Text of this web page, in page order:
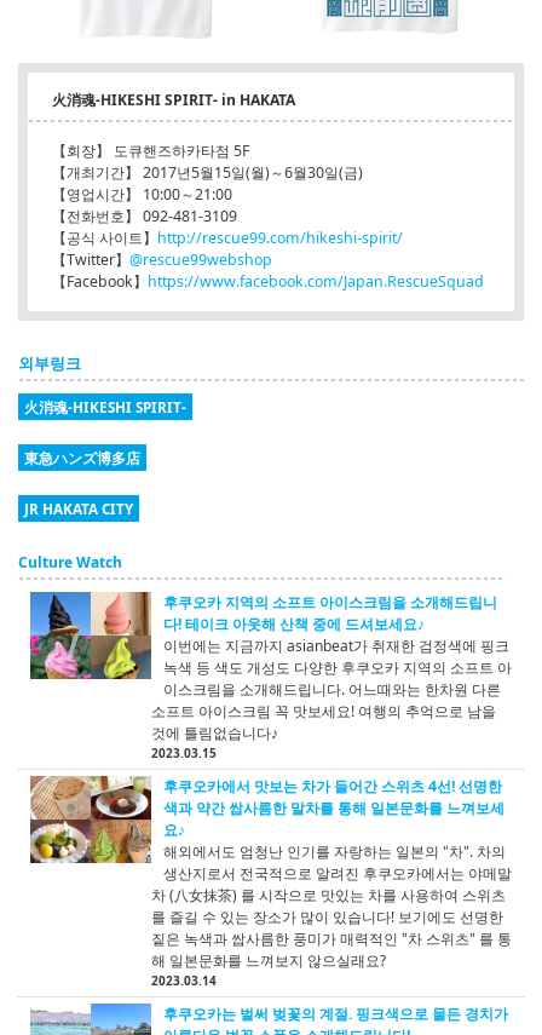
火消魂-HIKESHI SPIRIT- in HAKATA
【회장】 도큐핸즈하카타점 5F
【개최기간】 2017년5월15일(월)～6월30일(금)
【영업시간】 10:00～21:00
【전화번호】 092-481-3109
【공식 사이트】 http://rescue99.com/hikeshi-spirit/
【Twitter】 @rescue99webshop
【Facebook】 https://www.facebook.com/Japan.RescueSquad
외부링크
火消魂-HIKESHI SPIRIT-
東急ハンズ博多店
JR HAKATA CITY
Culture Watch
후쿠오카 지역의 소프트 아이스크림을 소개해드립니
다! 테이크 아웃해 산책 중에 드셔보세요♪
이번에는 지금까지 asianbeat가 취재한 검정색에 핑크
녹색 등 색도 개성도 다양한 후쿠오카 지역의 소프트 아
이스크림을 소개해드립니다. 어느때와는 한차원 다른
소프트 아이스크림 꼭 맛보세요! 여행의 추억으로 남을
것에 틀림없습니다♪
2023.03.15
후쿠오카에서 맛보는 차가 들어간 스위츠 4선! 선명한
색과 약간 쌉사름한 말차를 통해 일본문화를 느껴보세
요♪
해외에서도 엄청난 인기를 자랑하는 일본의 "차". 차의
생산지로서 전국적으로 알려진 후쿠오카에서는 야메말
차 (八女抹茶) 를 시작으로 맛있는 차를 사용하여 스위츠
를 즐길 수 있는 장소가 많이 있습니다! 보기에도 선명한
짙은 녹색과 쌉사름한 풍미가 매력적인 "차 스위츠" 를 통
해 일본문화를 느껴보지 않으실래요?
2023.03.14
후쿠오카는 벌써 벚꽃의 계절. 핑크색으로 물든 경치가